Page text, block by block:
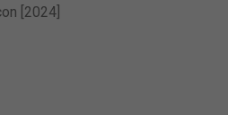
[2024]